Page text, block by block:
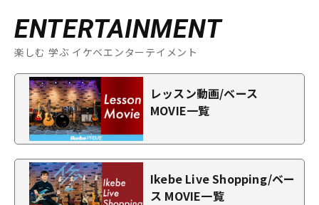
ENTERTAINMENT
楽しむ 学ぶ イケベエンターテイメント
レッスン動画/ベース
MOVIE一覧
Ikebe Live Shopping/ベー
ス MOVIE一覧